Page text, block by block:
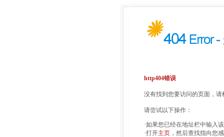
http404错误
没有找到您要访问的页面，
请尝试以下操作：
·如果您已经在地址栏中输入
·打开主页 ，然后查找指向您